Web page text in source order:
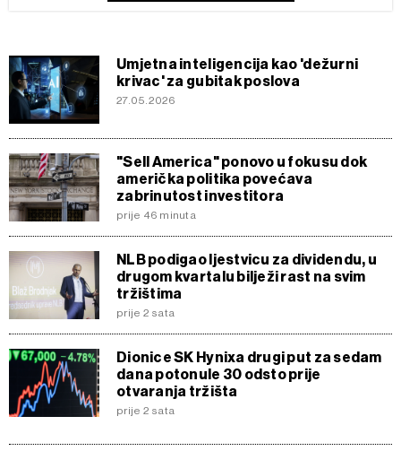
Umjetna inteligencija kao 'dežurni
krivac' za gubitak poslova
27.05.2026
"Sell America" ponovo u fokusu dok
američka politika povećava
zabrinutost investitora
prije 46 minuta
NLB podigao ljestvicu za dividendu, u
drugom kvartalu bilježi rast na svim
tržištima
prije 2 sata
Dionice SK Hynixa drugi put za sedam
dana potonule 30 odsto prije
otvaranja tržišta
prije 2 sata